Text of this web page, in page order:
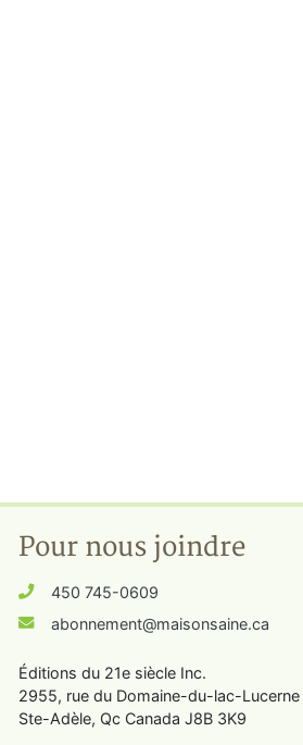
Pour nous joindre
450 745-0609
abonnement@maisonsaine.ca
Éditions du 21e siècle Inc.
2955, rue du Domaine-du-lac-Lucerne
Ste-Adèle, Qc Canada J8B 3K9